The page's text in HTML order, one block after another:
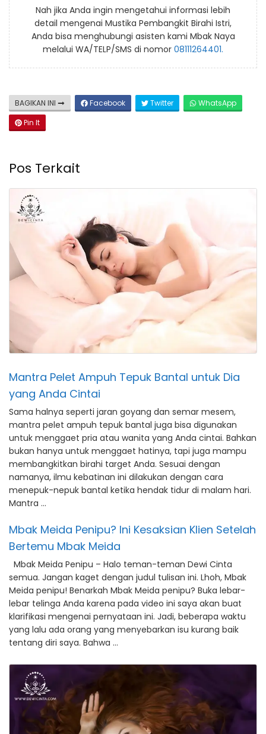
Nah jika Anda ingin mengetahui informasi lebih
detail mengenai Mustika Pembangkit Birahi Istri,
Anda bisa menghubungi asisten kami Mbak Naya
melalui WA/TELP/SMS di nomor 08111264401.
BAGIKAN INI Facebook Twitter
WhatsApp
Pin It
Pos Terkait
Mantra Pelet Ampuh Tepuk Bantal untuk Dia
yang Anda Cintai
Sama halnya seperti jaran goyang dan semar mesem,
mantra pelet ampuh tepuk bantal juga bisa digunakan
untuk menggaet pria atau wanita yang Anda cintai. Bahkan
bukan hanya untuk menggaet hatinya, tapi juga mampu
membangkitkan birahi target Anda. Sesuai dengan
namanya, ilmu kebatinan ini dilakukan dengan cara
menepuk-nepuk bantal ketika hendak tidur di malam hari.
Mantra …
Mbak Meida Penipu? Ini Kesaksian Klien Setelah
Bertemu Mbak Meida
Mbak Meida Penipu – Halo teman-teman Dewi Cinta
semua. Jangan kaget dengan judul tulisan ini. Lhoh, Mbak
Meida penipu! Benarkah Mbak Meida penipu? Buka lebar-
lebar telinga Anda karena pada video ini saya akan buat
klarifikasi mengenai pernyataan ini. Jadi, beberapa waktu
yang lalu ada orang yang menyebarkan isu kurang baik
tentang diri saya. Bahwa …